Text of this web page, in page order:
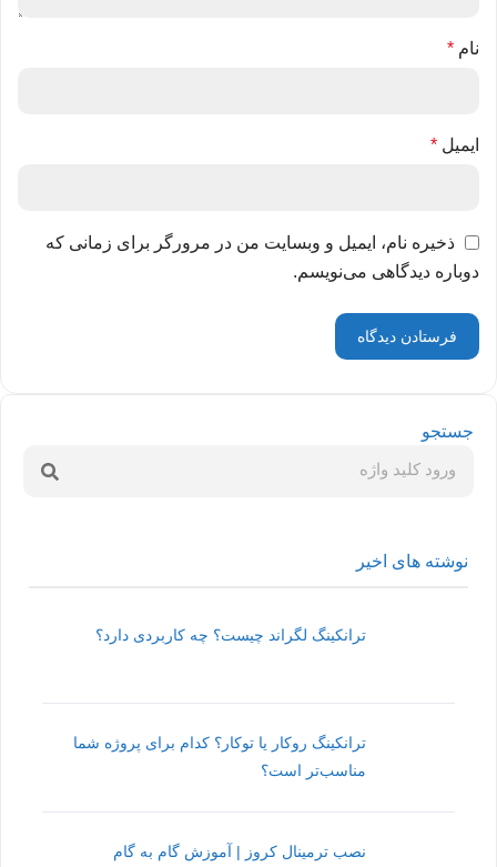
نام *
ایمیل *
ذخیره نام، ایمیل و وبسایت من در مرورگر برای زمانی که
دوباره دیدگاهی می‌نویسم.
جستجو
نوشته های اخیر
ترانکینگ لگراند چیست؟ چه کاربردی دارد؟
ترانکینگ روکار یا توکار؟ کدام برای پروژه شما
مناسب‌تر است؟
نصب ترمینال کروز | آموزش گام به گام